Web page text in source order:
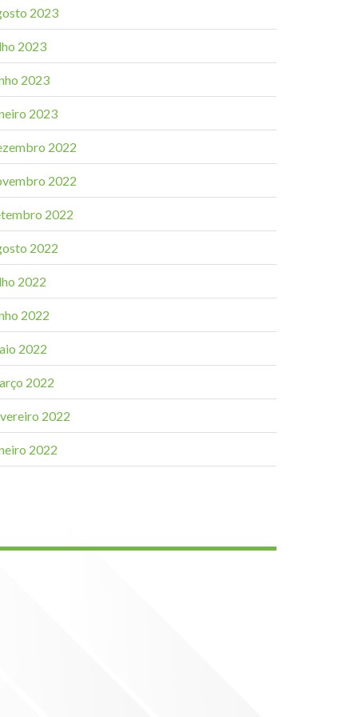
2023
2023
2023
2023
2022
2022
2022
2022
2022
2022
2022
2022
2022
2022